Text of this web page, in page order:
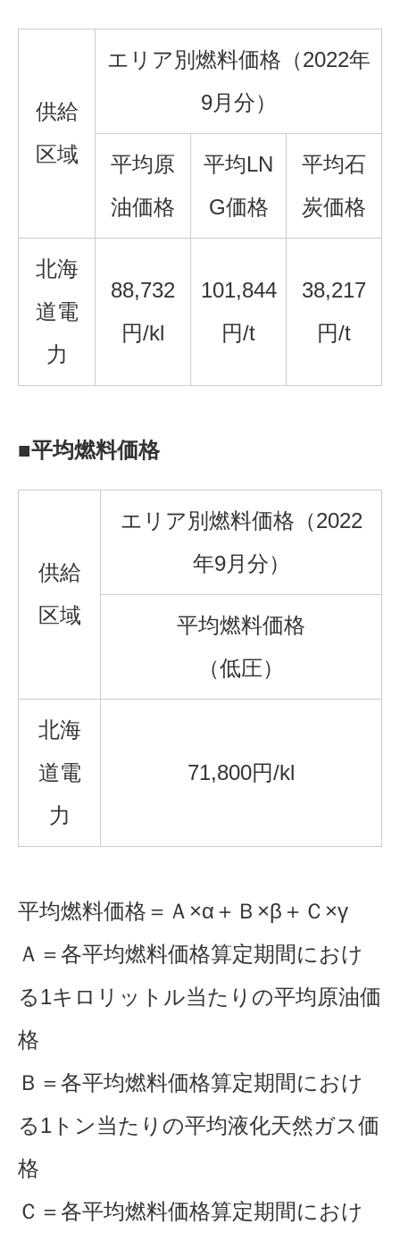
供給
区域
エリア別燃料価格（2022年
9月分）
平均原
油価格
平均LN
G価格
平均石
炭価格
北海
道電
力
88,732
円/kl
101,844
円/t
38,217
円/t
■平均燃料価格
供給
区域
エリア別燃料価格（2022
年9月分）
平均燃料価格
（低圧）
北海
道電
力
71,800円/kl
平均燃料価格＝Ａ×α＋Ｂ×β＋Ｃ×γ
Ａ＝各平均燃料価格算定期間におけ
る1キロリットル当たりの平均原油価
格
Ｂ＝各平均燃料価格算定期間におけ
る1トン当たりの平均液化天然ガス価
格
Ｃ＝各平均燃料価格算定期間におけ